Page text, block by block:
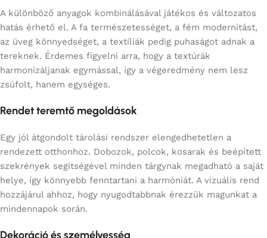
A különböző anyagok kombinálásával játékos és változatos
hatás érhető el. A fa természetességet, a fém modernitást,
az üveg könnyedséget, a textíliák pedig puhaságot adnak a
tereknek. Érdemes figyelni arra, hogy a textúrák
harmonizáljanak egymással, így a végeredmény nem lesz
zsúfolt, hanem egységes.
Rendet teremtő megoldások
Egy jól átgondolt tárolási rendszer elengedhetetlen a
rendezett otthonhoz. Dobozok, polcok, kosarak és beépített
szekrények segítségével minden tárgynak megadható a saját
helye, így könnyebb fenntartani a harmóniát. A vizuális rend
hozzájárul ahhoz, hogy nyugodtabbnak érezzük magunkat a
mindennapok során.
Dekoráció és személyesség